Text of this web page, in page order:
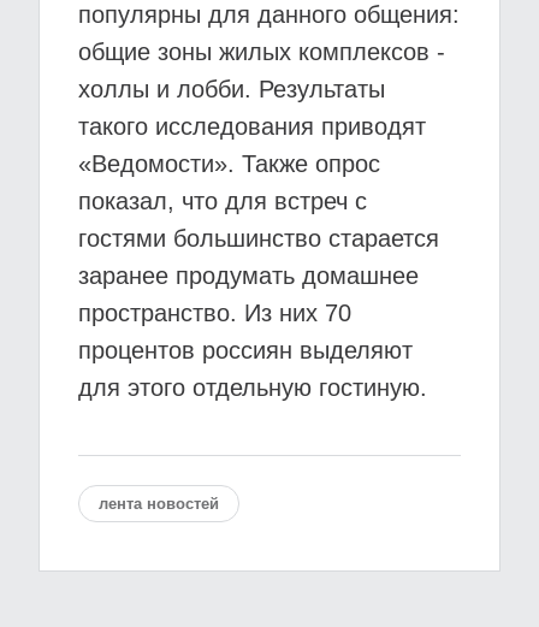
популярны для данного общения:
общие зоны жилых комплексов -
холлы и лобби. Результаты
такого исследования приводят
«Ведомости». Также опрос
показал, что для встреч с
гостями большинство старается
заранее продумать домашнее
пространство. Из них 70
процентов россиян выделяют
для этого отдельную гостиную.
лента новостей